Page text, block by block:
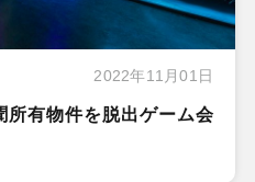
2022年11月01日
所有物件を脱出ゲーム会